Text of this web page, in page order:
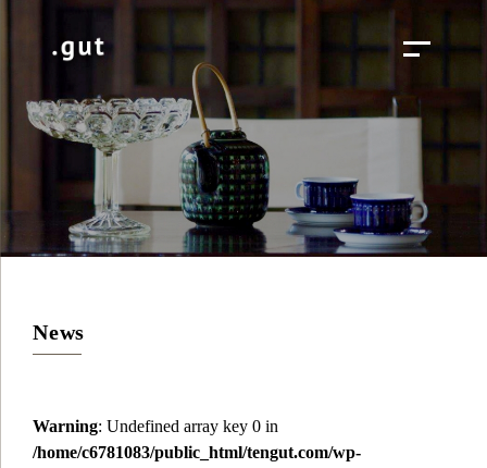
News
Warning: Undefined array key 0 in
/home/c6781083/public_html/tengut.com/wp-